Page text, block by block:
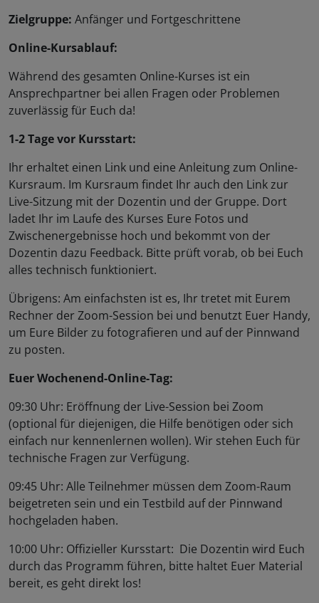
Zielgruppe: Anfänger und Fortgeschrittene
Online-Kursablauf:
Während des gesamten Online-Kurses ist ein
Ansprechpartner bei allen Fragen oder Problemen
zuverlässig für Euch da!
1-2 Tage vor Kursstart:
Ihr erhaltet einen Link und eine Anleitung zum Online-
Kursraum. Im Kursraum findet Ihr auch den Link zur
Live-Sitzung mit der Dozentin und der Gruppe. Dort
ladet Ihr im Laufe des Kurses Eure Fotos und
Zwischenergebnisse hoch und bekommt von der
Dozentin dazu Feedback. Bitte prüft vorab, ob bei Euch
alles technisch funktioniert.
Übrigens: Am einfachsten ist es, Ihr tretet mit Eurem
Rechner der Zoom-Session bei und benutzt Euer Handy,
um Eure Bilder zu fotografieren und auf der Pinnwand
zu posten.
Euer Wochenend-Online-Tag:
09:30 Uhr: Eröffnung der Live-Session bei Zoom
(optional für diejenigen, die Hilfe benötigen oder sich
einfach nur kennenlernen wollen). Wir stehen Euch für
technische Fragen zur Verfügung.
09:45 Uhr: Alle Teilnehmer müssen dem Zoom-Raum
beigetreten sein und ein Testbild auf der Pinnwand
hochgeladen haben.
10:00 Uhr: Offizieller Kursstart: Die Dozentin wird Euch
durch das Programm führen, bitte haltet Euer Material
bereit, es geht direkt los!